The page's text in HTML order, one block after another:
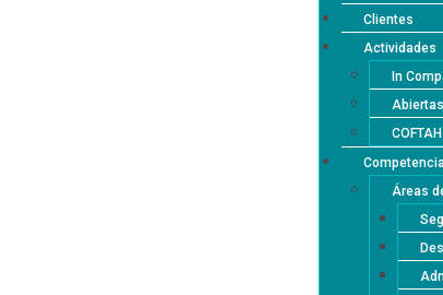
Clientes
Actividades
In
Áreas